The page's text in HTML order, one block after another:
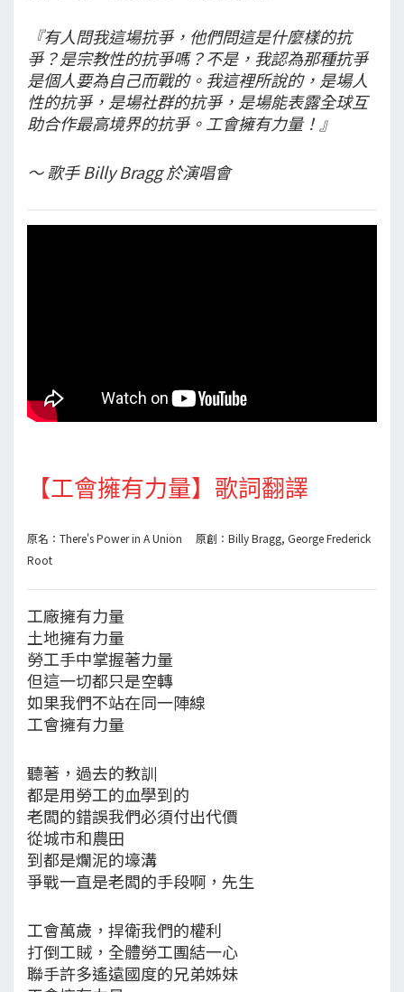
『有人問我這場抗爭，他們問這是什麼樣的抗
爭？是宗教性的抗爭嗎？不是，我認為那種抗爭
是個人要為自己而戰的。我這裡所說的，是場人
性的抗爭，是場社群的抗爭，是場能表露全球互
助合作最高境界的抗爭。工會擁有力量！』
～ 歌手 Billy Bragg 於演唱會
【工會擁有力量】歌詞翻譯
原名：There's Power in A Union 原創：Billy Bragg, George Frederick
Root
工廠擁有力量
土地擁有力量
勞工手中掌握著力量
但這一切都只是空轉
如果我們不站在同一陣線
工會擁有力量
聽著，過去的教訓
都是用勞工的血學到的
老闆的錯誤我們必須付出代價
從城市和農田
到都是爛泥的壕溝
爭戰一直是老闆的手段啊，先生
工會萬歲，捍衛我們的權利
打倒工賊，全體勞工團結一心
聯手許多遙遠國度的兄弟姊妹